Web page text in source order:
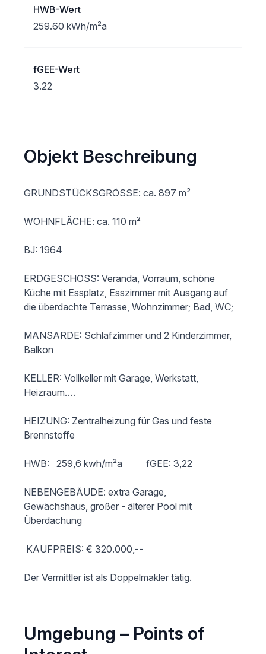
HWB-Wert
259.60 kWh/m²a
fGEE-Wert
3.22
Objekt Beschreibung
GRUNDSTÜCKSGRÖSSE: ca. 897 m²
WOHNFLÄCHE: ca. 110 m²
BJ: 1964
ERDGESCHOSS: Veranda, Vorraum, schöne
Küche mit Essplatz, Esszimmer mit Ausgang auf
die überdachte Terrasse, Wohnzimmer; Bad, WC;
MANSARDE: Schlafzimmer und 2 Kinderzimmer,
Balkon
KELLER: Vollkeller mit Garage, Werkstatt,
Heizraum….
HEIZUNG: Zentralheizung für Gas und feste
Brennstoffe
HWB:   259,6 kwh/m²a          fGEE: 3,22
NEBENGEBÄUDE: extra Garage,
Gewächshaus, großer - älterer Pool mit
Überdachung
KAUFPREIS: € 320.000,--
Umgebung – Points of